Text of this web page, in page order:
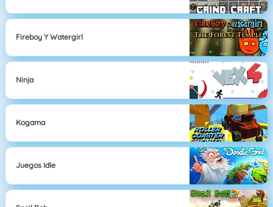
Fireboy Y Watergirl
Ninja
Kogama
Juegos Idle